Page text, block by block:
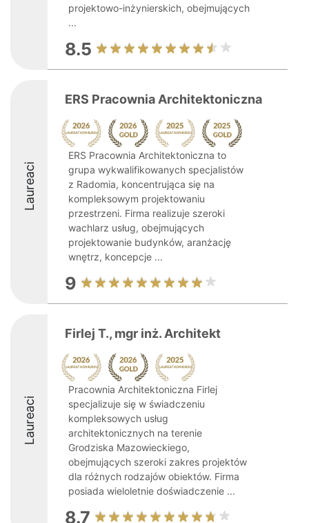
projektowo-inżynierskich, obejmujących
...
8.5
Laureaci
ERS Pracownia Architektoniczna
ERS Pracownia Architektoniczna to
grupa wykwalifikowanych specjalistów
z Radomia, koncentrująca się na
kompleksowym projektowaniu
przestrzeni. Firma realizuje szeroki
wachlarz usług, obejmujących
projektowanie budynków, aranżację
wnętrz, koncepcje ...
9
Laureaci
Firlej T., mgr inż. Architekt
Pracownia Architektoniczna Firlej
specjalizuje się w świadczeniu
kompleksowych usług
architektonicznych na terenie
Grodziska Mazowieckiego,
obejmujących szeroki zakres projektów
dla różnych rodzajów obiektów. Firma
posiada wieloletnie doświadczenie ...
8.7